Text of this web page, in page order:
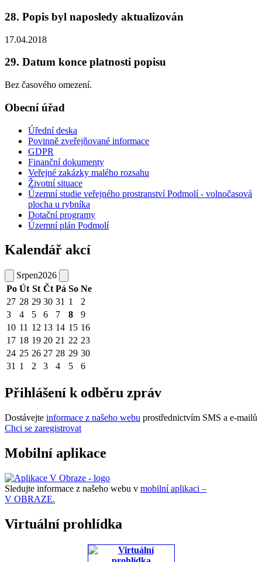
28. Popis byl naposledy aktualizován
17.04.2018
29. Datum konce platnosti popisu
Bez časového omezení.
Obecní úřad
Úřední deska
Povinně zveřejňované informace
GDPR
Finanční dokumenty
Veřejné zakázky malého rozsahu
Životní situace
Územní studie veřejného prostranství Podmolí - volnočasová
plocha u rybníka
Dotační programy
Územní plán Podmolí
Kalendář akcí
Srpen2026
Po Út St Čt Pá So Ne
27 28 29 30 31 1
2
3
4 5 6 7 8
9
10 11 12 13 14 15 16
17 18 19 20 21 22 23
24 25 26 27 28 29 30
31 1 2 3 4 5 6
Přihlášení k odběru zpráv
Dostávejte informace z našeho webu prostřednictvím SMS a e-mailů
Chci se zaregistrovat
Mobilní aplikace
Sledujte informace z našeho webu v mobilní aplikaci –
V OBRAZE.
Virtuální prohlídka